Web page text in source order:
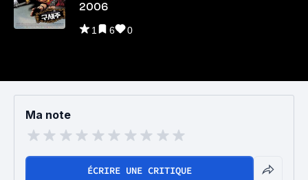
2006
1 6 0
Ma note
ÉCRIRE UNE CRITIQUE